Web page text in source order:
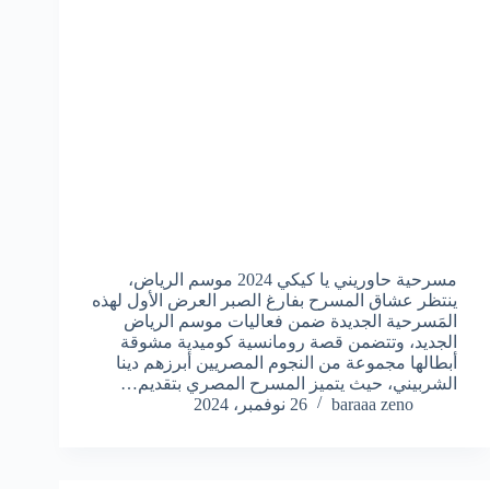
مسرحية حاوريني يا كيكي 2024 موسم الرياض،
ينتظر عشاق المسرح بفارغ الصبر العرض الأول لهذه
المَسرحية الجديدة ضمن فعاليات موسم الرياض
الجديد، وتتضمن قصة رومانسية كوميدية مشوقة
أبطالها مجموعة من النجوم المصريين أبرزهم دينا
الشربيني، حيث يتميز المسرح المصري بتقديم…
baraaa zeno
26 نوفمبر، 2024